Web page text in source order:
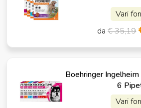
Vari
da€ 35,19
Boehringer
6
Vari